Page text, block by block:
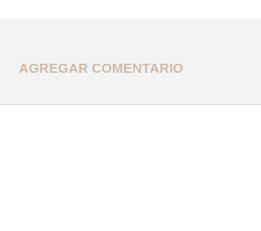
AGREGAR COMENTARIO